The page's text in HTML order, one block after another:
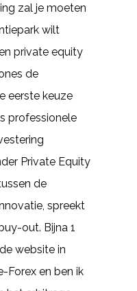
zal je moeten
wilt
private equity
de
eerste keuze
professionele
Private Equity
de
spreekt
out. Bijna 1
website in
Forex en ben ik